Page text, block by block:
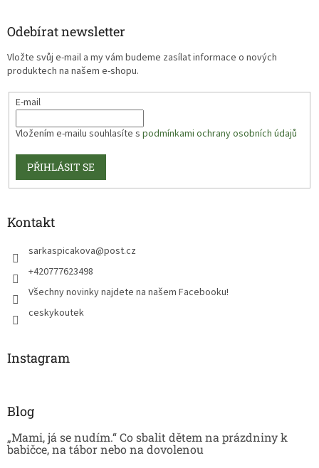
Odebírat newsletter
Vložte svůj e-mail a my vám budeme zasílat informace o nových
produktech na našem e-shopu.
E-mail
Vložením e-mailu souhlasíte s podmínkami ochrany osobních údajů
PŘIHLÁSIT SE
Kontakt
sarkaspicakova@post.cz
+420777623498
Všechny novinky najdete na našem Facebooku!
ceskykoutek
Instagram
Blog
„Mami, já se nudím.“ Co sbalit dětem na prázdniny k
babičce, na tábor nebo na dovolenou